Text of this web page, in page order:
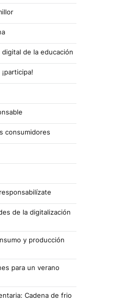
de la educación
consumidores
de la digitalización
y producción
para un verano
Cadena de frio